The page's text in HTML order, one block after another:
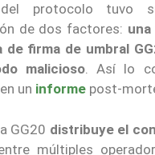
del protocolo tuvo
de dos factores:
de firma de umbral
malicioso. Así lo
un informe post-
GG20 distribuye el
múltiples